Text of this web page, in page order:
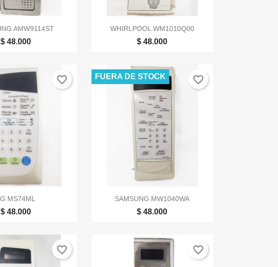
Vista rápida
AMW9114ST
$ 48.000
Vista rápida
WHIRLPOOL WM1010Q00
$ 48.000
Vista rápida
MS74ML
$ 48.000
favorite_border
 Vista rápida
SAMSUNG MW1040WA
$ 48.000
FUERA DE STOCK favorite_border
favorite_border favorite_border